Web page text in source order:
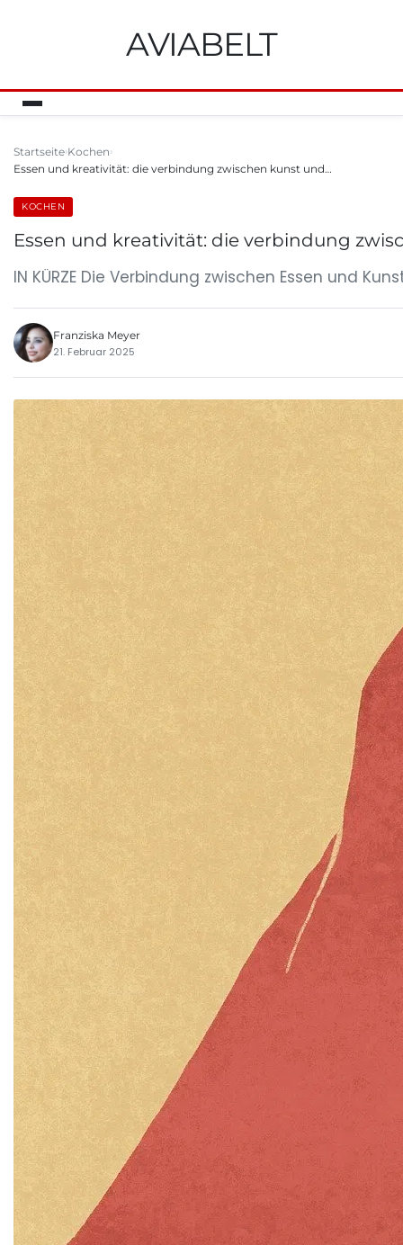
AVIABELT
Startseite Kochen
Essen und kreativität: die verbindung zwischen kunst und…
KOCHEN
Essen und kreativität: die verbindung
IN KÜRZE Die Verbindung zwischen Essen und
Franziska Meyer
21. Februar 2025